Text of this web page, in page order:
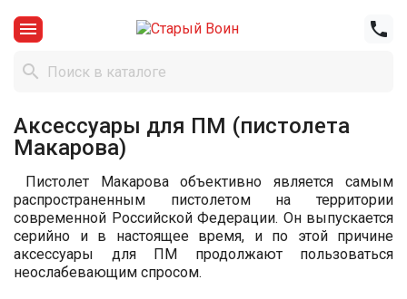



Аксессуары для ПМ (пистолета
Макарова)
Пистолет Макарова объективно является самым
распространенным пистолетом на территории
современной Российской Федерации. Он выпускается
серийно и в настоящее время, и по этой причине
аксессуары для ПМ продолжают пользоваться
неослабевающим спросом.